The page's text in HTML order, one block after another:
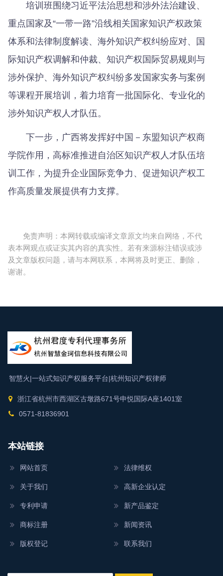
培训班围绕习近平法治思想和涉外法治建设、
重点国家及“一带一路”沿线相关国家知识产权政策
体系和法律制度解读、海外知识产权纠纷应对、国
际知识产权调解和仲裁、知识产权国际贸易规则与
涉外保护、海外知识产权纠纷多发国家实务与案例
等课程开展培训，着力培育一批国际化、专业化的
涉外知识产权人才队伍。
下一步，广西将发挥好中国－东盟知识产权商
学院作用，高标准推进自治区知识产权人才队伍培
训工作，为提升企业国际竞争力、促进知识产权工
作高质量发展提供有力支撑。
免责声明：本网转载或编译文章原文均来自网络，不代
表本网观点或证实其内容的真实性。若有来源标注错误或涉
及文章版权问题，请与本网联系，本网将及时更正、删除，
谢谢。
智慧火|一站式知识产权服务平台|杭州知识产权律师
浙江省杭州市西湖区古墩路671号申悦国际A座1401室
0571-81836901
本站链接
网站首页
关于我们
专利申请
商标注册
版权登记
法律维权
高新企业认定
新产品鉴定
新闻资讯
联系我们